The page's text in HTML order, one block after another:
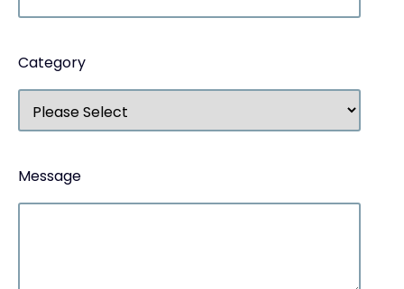
Category
Message